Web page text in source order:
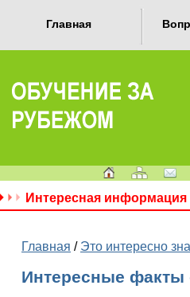
Главная
Интересная информация
Главная / Это интересно
Интересные факты